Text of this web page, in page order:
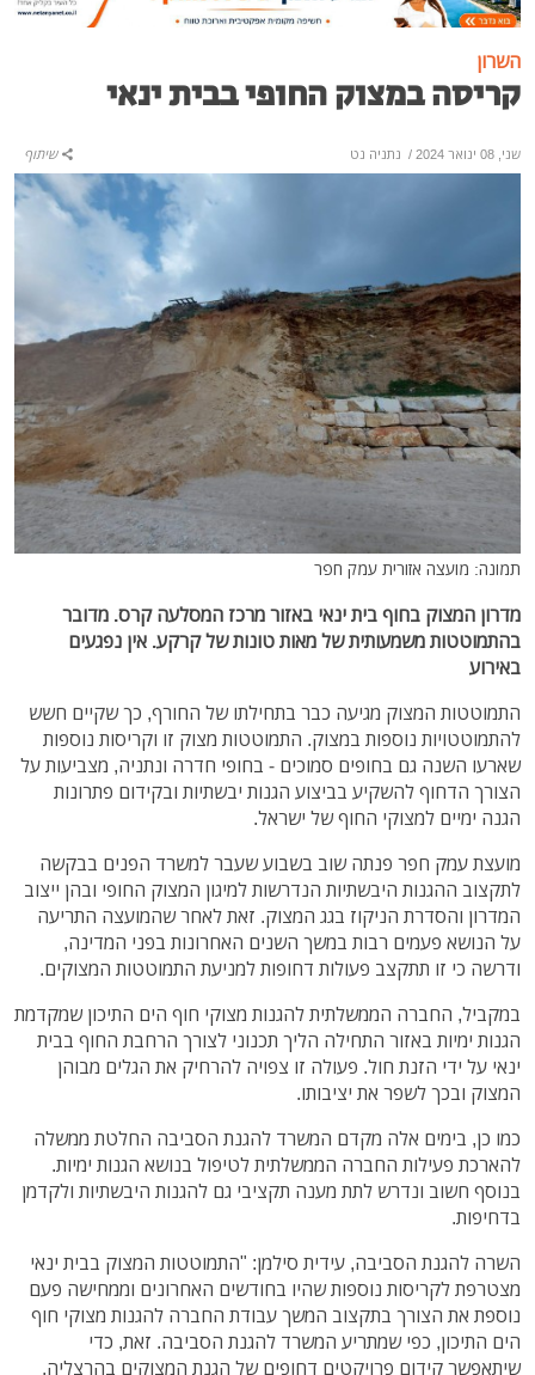
השרון
קריסה במצוק החופי בבית ינאי
שני, 08 ינואר 2024 / נתניה נט שיתוף
תמונה: מועצה אזורית עמק חפר
מדרון המצוק בחוף בית ינאי באזור מרכז המסלעה קרס. מדובר
בהתמוטטות משמעותית של מאות טונות של קרקע. אין נפגעים
באירוע
התמוטטות המצוק מגיעה כבר בתחילתו של החורף, כך שקיים חשש
להתמוטטויות נוספות במצוק. התמוטטות מצוק זו וקריסות נוספות
שארעו השנה גם בחופים סמוכים - בחופי חדרה ונתניה, מצביעות על
הצורך הדחוף להשקיע בביצוע הגנות יבשתיות ובקידום פתרונות
הגנה ימיים למצוקי החוף של ישראל.
מועצת עמק חפר פנתה שוב בשבוע שעבר למשרד הפנים בבקשה
לתקצוב ההגנות היבשתיות הנדרשות למיגון המצוק החופי ובהן ייצוב
המדרון והסדרת הניקוז בגג המצוק. זאת לאחר שהמועצה התריעה
על הנושא פעמים רבות במשך השנים האחרונות בפני המדינה,
ודרשה כי זו תתקצב פעולות דחופות למניעת התמוטטות המצוקים.
במקביל, החברה הממשלתית להגנות מצוקי חוף הים התיכון שמקדמת
הגנות ימיות באזור התחילה הליך תכנוני לצורך הרחבת החוף בבית
ינאי על ידי הזנת חול. פעולה זו צפויה להרחיק את הגלים מבוהן
המצוק ובכך לשפר את יציבותו.
כמו כן, בימים אלה מקדם המשרד להגנת הסביבה החלטת ממשלה
להארכת פעילות החברה הממשלתית לטיפול בנושא הגנות ימיות.
בנוסף חשוב ונדרש לתת מענה תקציבי גם להגנות היבשתיות ולקדמן
בדחיפות.
השרה להגנת הסביבה, עידית סילמן: "התמוטטות המצוק בבית ינאי
מצטרפת לקריסות נוספות שהיו בחודשים האחרונים וממחישה פעם
נוספת את הצורך בתקצוב המשך עבודת החברה להגנות מצוקי חוף
הים התיכון, כפי שמתריע המשרד להגנת הסביבה. זאת, כדי
שיתאפשר קידום פרויקטים דחופים של הגנת המצוקים בהרצליה,